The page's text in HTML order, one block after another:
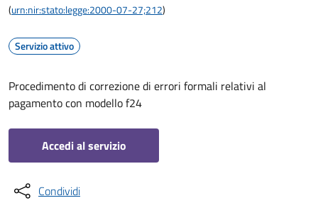
(urn:nir:stato:legge:2000-07-27;212)
Servizio attivo
Procedimento di correzione di errori formali relativi al
pagamento con modello f24
Accedi al servizio
Condividi